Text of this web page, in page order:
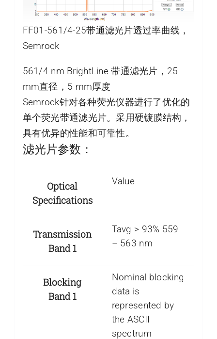
FF01-561/4-25带通滤光片透过率曲线，
Semrock
561/4 nm BrightLine 带通滤光片，25
mm直径，5 mm厚度
Semrock针对各种荧光仪器进行了优化的
单个荧光带通滤光片。采用硬镀膜结构，
具有优异的性能和可靠性。
滤光片参数：
Optical
Specifications
Value
Transmission
Band 1
Tavg > 93% 559
– 563 nm
Blocking
Band 1
Nominal blocking
data is
represented by
the ASCII
spectrum